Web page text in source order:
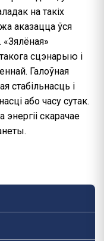
на такіх
аказацца ўся
«Зялёная»
сцэнарыю і
Галоўная
стабільнасць і
або часу сутак.
скарачае